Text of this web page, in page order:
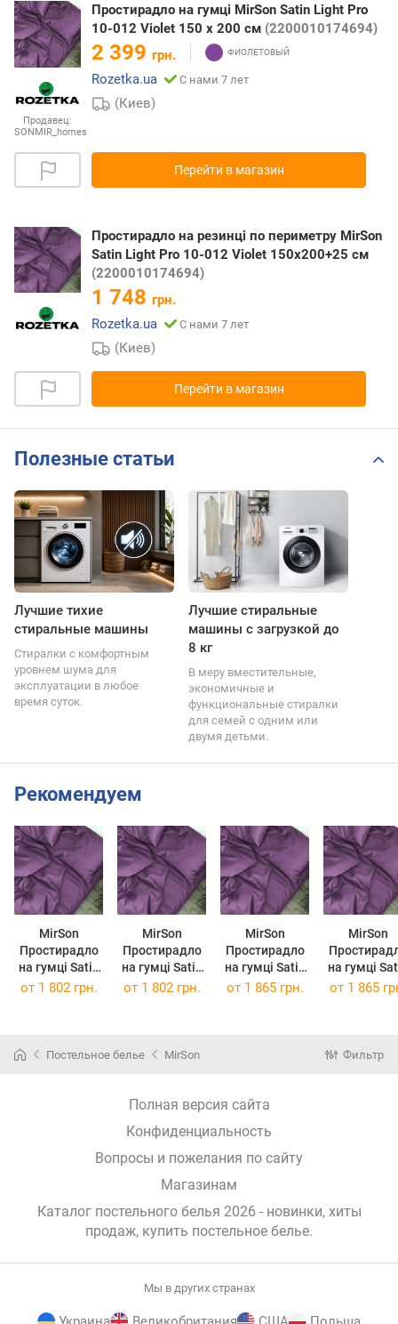
Продавец:
SONMIR_homes
Простирадло на гумці MirSon Satin Light Pro
10-012 Violet 150 х 200 см (2200010174694)
2 399 грн.
Rozetka.ua
С нами 7 лет
(Киев)
Перейти в магазин
Простирадло на резинці по периметру MirSon
Satin Light Pro 10-012 Violet 150x200+25 см
(2200010174694)
1 748 грн.
Rozetka.ua
С нами 7 лет
(Киев)
Перейти в магазин
Полезные статьи
Лучшие тихие
стиральные машины
Стиралки с комфортным
уровнем шума для
эксплуатации в любое
время суток.
Лучшие стиральные
машины с загрузкой до
8 кг
В меру вместительные,
экономичные и
функциональные стиралки
для семей с одним или
двумя детьми.
Рекомендуем
MirSon
Простирадло
на гумці Satin
Light Pro 10-
MirSon
Простирадло
на гумці Satin
Light Pro 10-
MirSon
Простирадло
на гумці Satin
Light Pro 10-
MirSon
на гумці Satin
Light Pro
от 1 802 грн. от 1 802 грн. от 1 865 грн. от 1 865
Постельное белье MirSon Фильтр
Полная версия сайта
Конфиденциальность
Вопросы и пожелания по сайту
Магазинам
Каталог постельного белья 2026 - новинки, хиты
продаж, купить постельное белье.
Мы в других странах